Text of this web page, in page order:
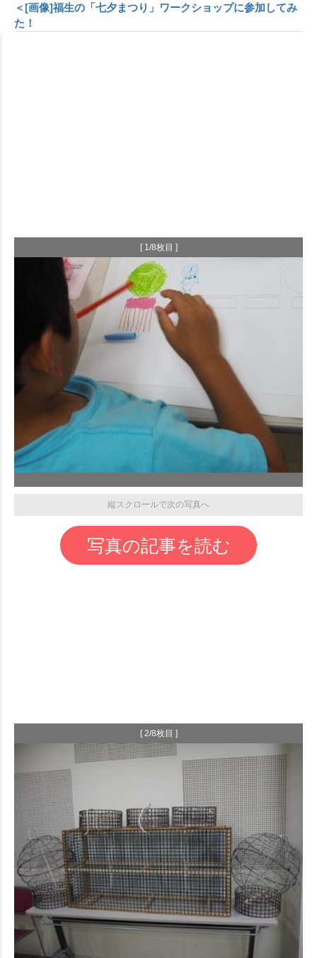
＜[画像]福生の「七夕まつり」ワークショップに参加してみ
た！
[ 1/8枚目 ]
縦スクロールで次の写真へ
写真の記事を読む
[ 2/8枚目 ]